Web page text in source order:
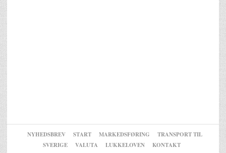
NYHEDSBREV START MARKEDSFØRING
TRANSPORT TIL
SVERIGE
VALUTA LUKKELOVEN KONTAKT